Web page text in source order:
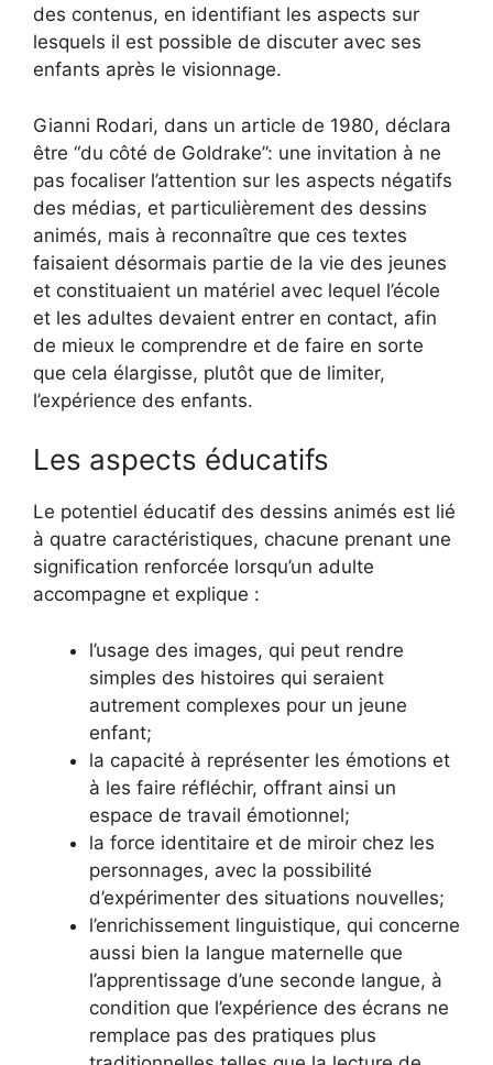
des contenus, en identifiant les aspects sur
lesquels il est possible de discuter avec ses
enfants après le visionnage.
Gianni Rodari, dans un article de 1980, déclara
être “du côté de Goldrake”: une invitation à ne
pas focaliser l’attention sur les aspects négatifs
des médias, et particulièrement des dessins
animés, mais à reconnaître que ces textes
faisaient désormais partie de la vie des jeunes
et constituaient un matériel avec lequel l’école
et les adultes devaient entrer en contact, afin
de mieux le comprendre et de faire en sorte
que cela élargisse, plutôt que de limiter,
l’expérience des enfants.
Les aspects éducatifs
Le potentiel éducatif des dessins animés est lié
à quatre caractéristiques, chacune prenant une
signification renforcée lorsqu’un adulte
accompagne et explique :
l’usage des images, qui peut rendre
simples des histoires qui seraient
autrement complexes pour un jeune
enfant;
la capacité à représenter les émotions et
à les faire réfléchir, offrant ainsi un
espace de travail émotionnel;
la force identitaire et de miroir chez les
personnages, avec la possibilité
d’expérimenter des situations nouvelles;
l’enrichissement linguistique, qui concerne
aussi bien la langue maternelle que
l’apprentissage d’une seconde langue, à
condition que l’expérience des écrans ne
remplace pas des pratiques plus